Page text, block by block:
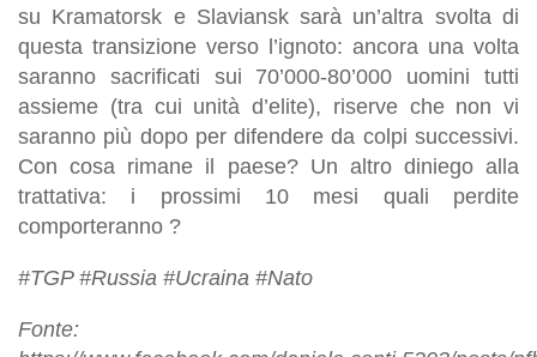
su Kramatorsk e Slaviansk sarà un’altra svolta di
questa transizione verso l’ignoto: ancora una volta
saranno sacrificati sui 70’000-80’000 uomini tutti
assieme (tra cui unità d’elite), riserve che non vi
saranno più dopo per difendere da colpi successivi.
Con cosa rimane il paese? Un altro diniego alla
trattativa: i prossimi 10 mesi quali perdite
comporteranno ?
#TGP #Russia #Ucraina #Nato
Fonte: